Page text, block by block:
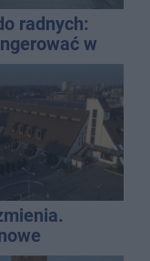
radnych:
w
a przed